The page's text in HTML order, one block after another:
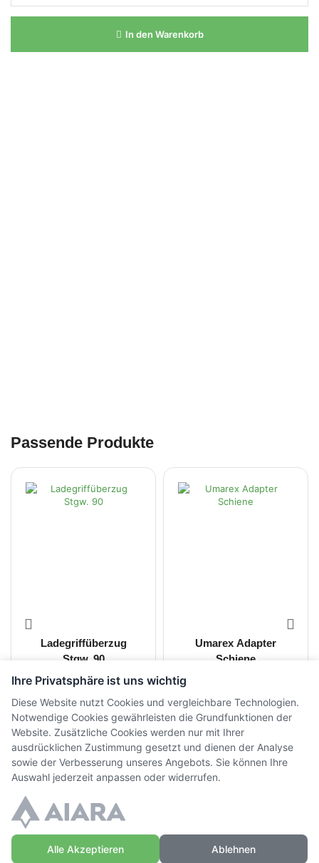
In den Warenkorb
Passende Produkte
Ladegriffüberzug
Stgw. 90
Umarex Adapter
Schiene
© Copyright WaffenZimmi | Powered bySidora AG
Ihre Privatsphäre ist uns wichtig
Diese Website nutzt Cookies und vergleichbare Technologien.
Notwendige Cookies gewährleisten die Grundfunktionen der
Website. Zusätzliche Cookies werden nur mit Ihrer
ausdrücklichen Zustimmung gesetzt und dienen der Analyse
sowie der Verbesserung unseres Angebots. Sie können Ihre
Auswahl jederzeit anpassen oder widerrufen.
Alle Akzeptieren Ablehnen